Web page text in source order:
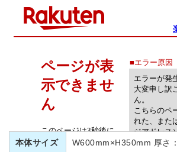
本体サイズ W600mm×H350mm 厚さ